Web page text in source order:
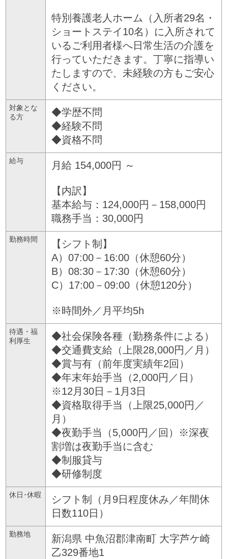
特別養護老人ホーム（入所者29名・
ショートステイ10名）に入所されて
いるご利用者様へ日常生活の介護を
行っていただきます。丁寧に指導い
たしますので、未経験の方もご安心
ください。
対象とな
る方
◆学歴不問
◆経験不問
◆資格不問
給与 月給 154,000円 ～
【内訳】
基本給与：124,000円－158,000円
職務手当：30,000円
勤務時間
【シフト制】
A）07:00－16:00（休憩60分）
B）08:30－17:30（休憩60分）
C）17:00－09:00（休憩120分）
※時間外／月平均5h
待遇・福
利厚生
◆社会保険各種（勤務条件による）
◆交通費支給（上限28,000円／月）
◆賞与有（前年度実績年2回）
◆年末年始手当（2,000円／日）
※12月30日－1月3日
◆資格取得手当（上限25,000円／
月）
◆夜勤手当（5,000円／回）※深夜
割増は夜勤手当に含む
◆制服貸与
◆研修制度
休日･休暇
シフト制（月9日程度休み／年間休
日数110日）
勤務地 新潟県 中魚沼郡津南町 大字芦ケ崎
乙329番地1